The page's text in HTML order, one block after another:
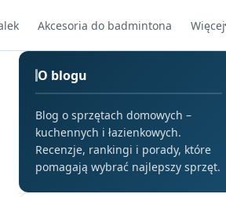
Akcesoria do badmintona Więcej
O blogu
Blog o sprzętach domowych –
kuchennych i łazienkowych.
Recenzje, rankingi i porady, które
pomagają wybrać najlepszy sprzęt.